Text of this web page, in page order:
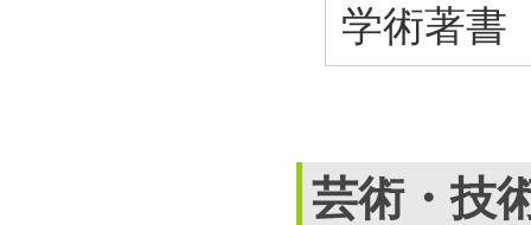
学術著書
芸術・技